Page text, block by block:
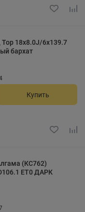
18x8.0J/6x139.7
бархат
Купить
(КС762)
ET0 ДАРК